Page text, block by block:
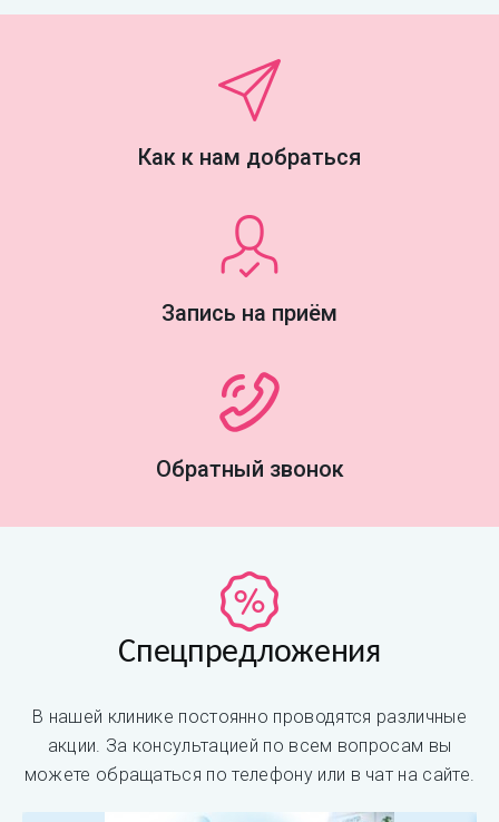
Как к нам добраться
Запись на приём
Обратный звонок
Спецпредложения
В нашей клинике постоянно проводятся различные
акции. За консультацией по всем вопросам вы
можете обращаться по телефону или в чат на сайте.